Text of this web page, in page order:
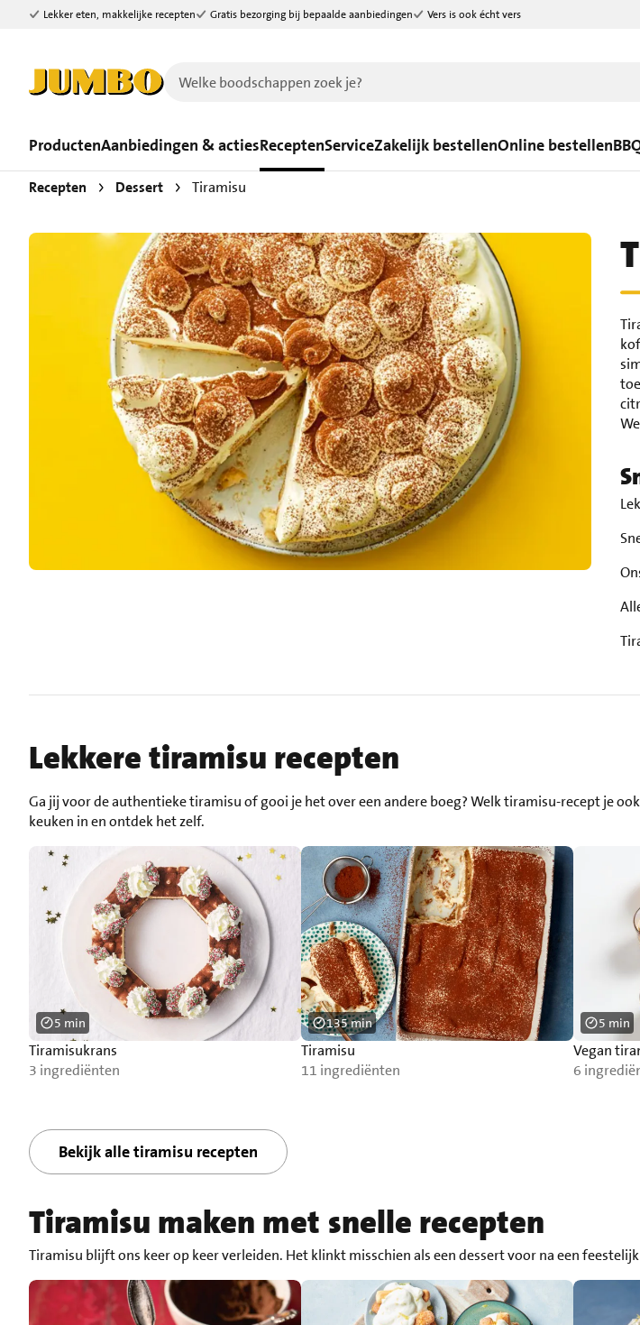
Ga naar zoeken
Ga naar hoofdinhoud
Lekker eten, makkelijke recepten Gratis bezorging bij bepaalde aanbiedingen Vers is ook écht vers
ProductenAanbiedingen & actiesReceptenServiceZakelijk bestellenOnline bestellen
Recepten Dessert Tiramisu
Lekkere tiramisu recepten
Ga jij voor de authentieke tiramisu of gooi je het over een andere boeg? Welk tiramisu-recept je
keuken in en ontdek het zelf.
Tiramisukrans
3 ingrediënten
5 min
Tiramisu
11 ingrediënten
135 min
Vegan
6
5 min
Bekijk alle tiramisu recepten
Tiramisu maken met snelle recepten
Tiramisu blijft ons keer op keer verleiden. Het klinkt misschien als een dessert voor na een